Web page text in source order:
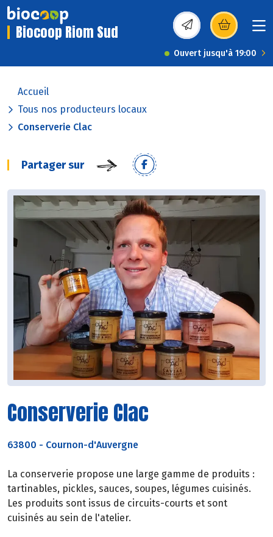
Biocoop Riom Sud (s’ouvre dans une
Ouvert jusqu'à 19:00
Accueil
Tous nos producteurs locaux
Conserverie Clac
Partager sur
Conserverie Clac
63800 - Cournon-d'Auvergne
La conserverie propose une large gamme de produits :
tartinables, pickles, sauces, soupes, légumes cuisinés.
Les produits sont issus de circuits-courts et sont
cuisinés au sein de l'atelier.